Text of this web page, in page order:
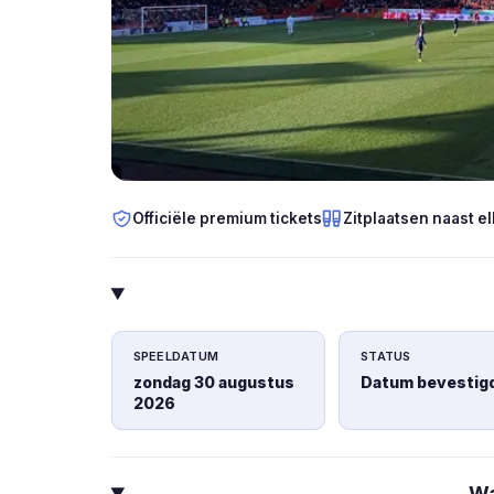
Officiële premium tickets Zitplaatsen naast
SPEELDATUM
zondag 30 augustus
2026
STATUS
Datum